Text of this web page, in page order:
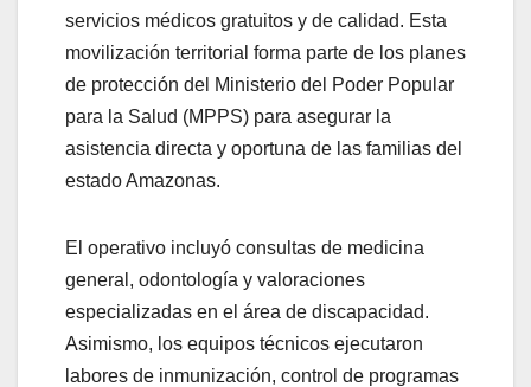
servicios médicos gratuitos y de calidad. Esta
movilización territorial forma parte de los planes
de protección del Ministerio del Poder Popular
para la Salud (MPPS) para asegurar la
asistencia directa y oportuna de las familias del
estado Amazonas.
El operativo incluyó consultas de medicina
general, odontología y valoraciones
especializadas en el área de discapacidad.
Asimismo, los equipos técnicos ejecutaron
labores de inmunización, control de programas